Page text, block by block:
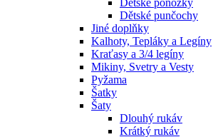
Dětské ponožky
Dětské punčochy
Jiné doplňky
Kalhoty, Tepláky a Legíny
Kraťasy a 3/4 legíny
Mikiny, Svetry a Vesty
Pyžama
Šatky
Šaty
Dlouhý rukáv
Krátký rukáv